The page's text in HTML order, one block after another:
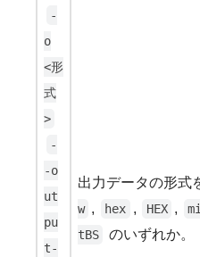
-
o
<形
式
>
-
-o
ut
pu
t-
出力データの形式
w , hex , HEX ,
tBS
のいずれか。